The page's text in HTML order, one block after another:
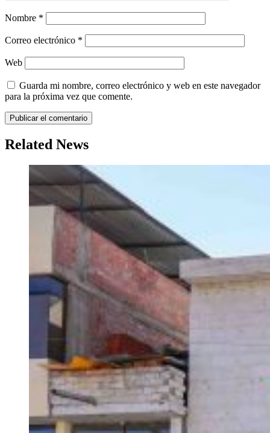
Nombre *
Correo electrónico *
Web
Guarda mi nombre, correo electrónico y web en este navegador
para la próxima vez que comente.
Related News